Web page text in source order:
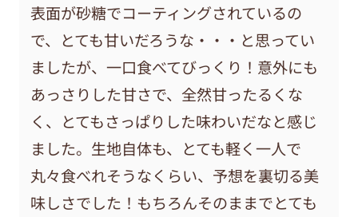
表面が砂糖でコーティングされているの
で、とても甘いだろうな・・・と思ってい
ましたが、一口食べてびっくり！意外にも
あっさりした甘さで、全然甘ったるくな
く、とてもさっぱりした味わいだなと感じ
ました。生地自体も、とても軽く一人で
丸々食べれそうなくらい、予想を裏切る美
味しさでした！もちろんそのままでとても